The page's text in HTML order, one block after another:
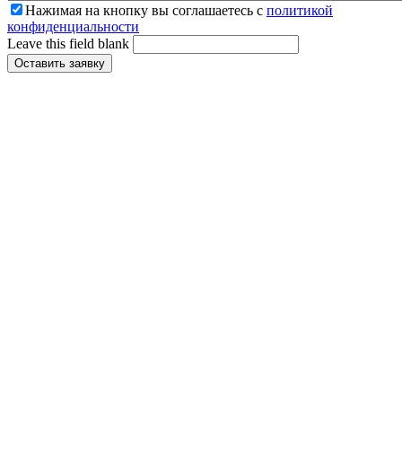
Введите телефон*
Нажимая на кнопку вы соглашаетесь с политикой
конфиденциальности
Да*
Leave this field blank
Оставить заявку